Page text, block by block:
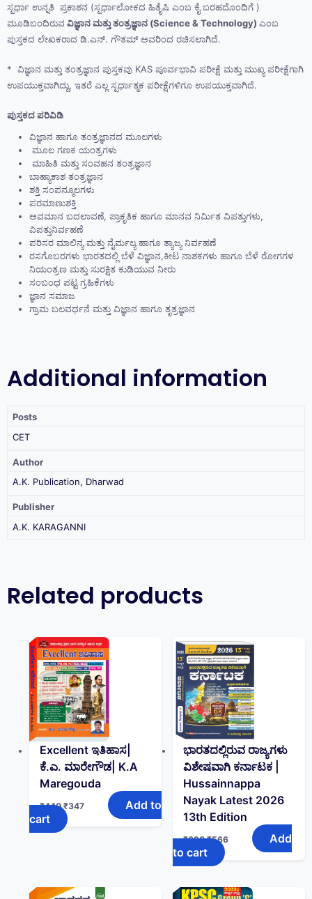
ಸ್ಪರ್ಧಾ ಉನ್ನತಿ ಪ್ರಕಾಶನ (‌ಸ್ಪರ್ಧಾಲೋಕದ ಹಿತೈಷಿ ಎಂಬ ಕೈ ಬರಹದೊಂದಿಗೆ )
ಮೂಡಿಬಂದಿರುವ ವಿಜ್ಞಾನ ಮತ್ತು ತಂತ್ರಜ್ಞಾನ (Science & Technology) ಎಂಬ
ಪುಸ್ತಕದ ಲೇಖಕರಾದ ಡಿ.ಎನ್.‌ ಗೌತಮ್ ಅವರಿಂದ ರಚಿಸಲಾಗಿದೆ.
* ವಿಜ್ಞಾನ ಮತ್ತು ತಂತ್ರಜ್ಞಾನ ಪುಸ್ತಕವು KAS ಪೂರ್ವಭಾವಿ ಪರೀಕ್ಷೆ ಮತ್ತು ಮುಖ್ಯ ಪರೀಕ್ಷೆಗಾಗಿ
ಉಪಯುಕ್ತವಾಗಿದ್ದು, ಇತರೆ ಎಲ್ಲ ಸ್ಪರ್ಧಾತ್ಮಕ ಪರೀಕ್ಷೆಗಳಿಗೂ ಉಪಯುಕ್ತವಾಗಿದೆ.
ಪುಸ್ತಕದ ಪರಿವಿಡಿ
ವಿಜ್ಞಾನ ಹಾಗೂ ತಂತ್ರಜ್ಞಾನದ ಮೂಲಗಳು
ಮೂಲ ಗಣಕ ಯಂತ್ರಗಳು
ಮಾಹಿತಿ ಮತ್ತು ಸಂವಹನ ತಂತ್ರಜ್ಞಾನ
ಬಾಹ್ಯಾಕಾಶ ತಂತ್ರಜ್ಞಾನ
ಶಕ್ತಿ ಸಂಪನ್ಮೂಲಗಳು
ಪರಮಾಣುಶಕ್ತಿ
ಅವಮಾನ ಬದಲಾವಣೆ, ಪ್ರಾಕೃತಿಕ ಹಾಗೂ ಮಾನವ ನಿರ್ಮಿತ ವಿಪತ್ತುಗಳು,
ವಿಪತ್ತುನಿರ್ವಹಣೆ
ಪರಿಸರ ಮಾಲಿನ್ಯ ಮತ್ತು ನೈರ್ಮಲ್ಯ ಹಾಗೂ ತ್ಯಾಜ್ಯ ನಿರ್ವಹಣೆ
ರಸಗೊಬರಗಳು ಭಾರತದಲ್ಲಿ ಬೆಳೆ ವಿಜ್ಞಾನ,ಕೀಟ ನಾಶಕಗಳು ಹಾಗೂ ಬೆಳೆ ರೋಗಗಳ
ನಿಯಂತ್ರಣ ಮತ್ತು ಸುರಕ್ಷಿತ ಕುಡಿಯುವ ನೀರು
ಸಂಬಂಧ ಪಟ್ಟ ಗ್ರಹಿಕೆಗಳು
ಜ್ಞಾನ ಸಮಾಜ
ಗ್ರಾಮ ಬಲವರ್ಧನೆ ಮತ್ತು ವಿಜ್ಞಾನ ಹಾಗೂ ತೃತ್ರಜ್ಞಾನ
Additional information
Posts
CET
Author
A.K. Publication, Dharwad
Publisher
A.K. KARAGANNI
Related products
Excellent ಇತಿಹಾಸ|
ಕೆ.ಎ. ಮಾರೇಗೌಡ| K.A
Maregouda
₹440 ₹347
Add to
cart
ಭಾರತದಲ್ಲಿರುವ ರಾಜ್ಯಗಳು
ವಿಶೇಷವಾಗಿ ಕರ್ನಾಟಕ |
Hussainnappa
Nayak Latest 2026
13th Edition
₹690 ₹566
Add
to cart